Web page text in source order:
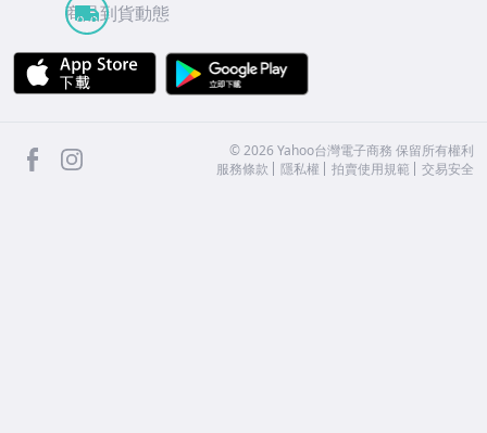
商品到貨動態
APP Store
facebook ©2026 Yahoo台灣電子商務 保留所有權利
服務條款
隱私權 拍賣使用規範 交易安全